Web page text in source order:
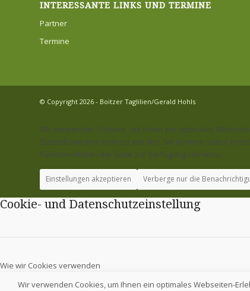
INTERESSANTE LINKS UND TERMINE
Partner
Termine
© Copyright 2026 - Boitzer Taglilien/Gerald Hohls
Wir verwenden Cookies, um Ihnen ein optimales
Statistikzwecken benutzt werden. Sie können selbst
Funktionalitäten der Seite zur Verfügung stehen.u.
Einstellungen akzeptieren Verberge nur die
Cookie- und Datenschutzeinstellung
Wie wir Cookies verwenden
Wir verwenden Cookies, um Ihnen ein optimales Webseiten-